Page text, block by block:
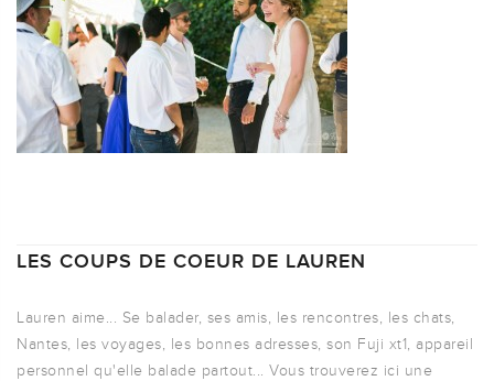
LES COUPS DE COEUR DE LAUREN
Lauren aime... Se balader, ses amis, les rencontres, les chats,
Nantes, les voyages, les bonnes adresses, son Fuji xt1, appareil
personnel qu'elle balade partout... Vous trouverez ici une